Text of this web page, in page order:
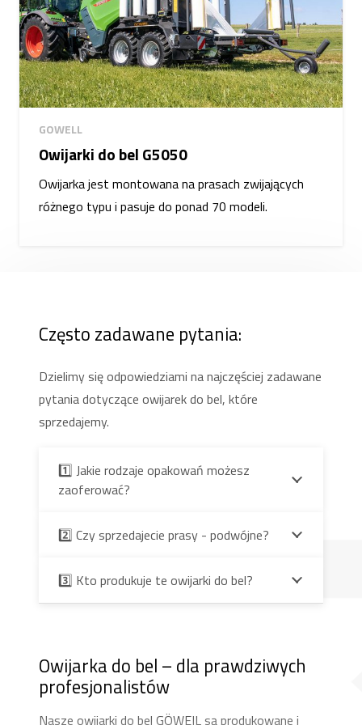
GOWELL
Owijarki do bel G5050
Owijarka jest montowana na prasach zwijających
różnego typu i pasuje do ponad 70 modeli.
Często zadawane pytania:
Dzielimy się odpowiedziami na najczęściej zadawane
pytania dotyczące owijarek do bel, które
sprzedajemy.
1️⃣ Jakie rodzaje opakowań możesz
zaoferować?
2️⃣ Czy sprzedajecie prasy - podwójne?
3️⃣ Kto produkuje te owijarki do bel?
Owijarka do bel – dla prawdziwych
profesjonalistów
Nasze owijarki do bel GÖWEIL są produkowane i